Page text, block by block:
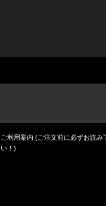
ご利用案内 (ご注文前に必ずお読み
い！)